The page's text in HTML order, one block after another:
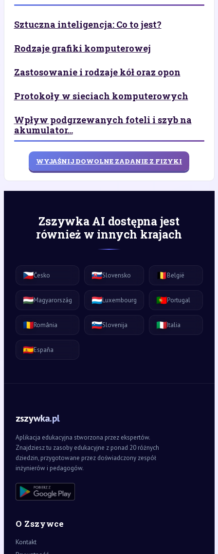
Sztuczna inteligencja: Co to jest?
Rodzaje grafiki komputerowej
Zastosowanie i rodzaje kół oraz opon
Protokoły w sieciach komputerowych
Wpływ podgrzewanych foteli i szyb na
akumulator...
WYJAŚNIJ DOWOLNE ZADANIE Z FIZYKI
Zszywka AI dostępna jest
również w innych krajach
🇨🇿Česko 🇸🇰Slovensko 🇧🇪België
🇭🇺Magyarország 🇱🇺Luxembourg 🇵🇹Portugal
🇷🇴România 🇸🇮Slovenija 🇮🇹Italia
🇪🇸España
zszywka.pl
Aplikacja edukacyjna stworzona przez ekspertów.
Znajdziesz tu zasoby edukacyjne z ponad 20 różnych
dziedzin, przygotowane przez doświadczony zespół
inżynierów i pedagogów.
O Zszywce
Kontakt